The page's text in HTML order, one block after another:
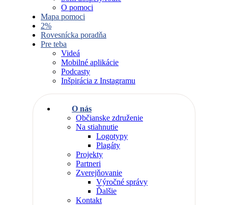
O pomoci
Mapa pomoci
2%
Rovesnícka poradňa
Pre teba
Videá
Mobilné aplikácie
Podcasty
Inšpirácia z Instagramu
O nás
Občianske združenie
Na stiahnutie
Logotypy
Plagáty
Projekty
Partneri
Zverejňovanie
Výročné správy
Ďalšie
Kontakt